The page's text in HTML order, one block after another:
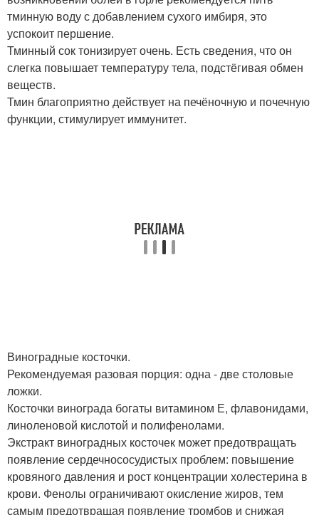
тминную воду с добавлением сухого имбиря, это
успокоит першение.
Тминный сок тонизирует очень. Есть сведения, что он
слегка повышает температуру тела, подстёгивая обмен
веществ.
Тмин благоприятно действует на печёночную и почечную
функции, стимулирует иммунитет.
Виноградные косточки.
Рекомендуемая разовая порция: одна - две столовые
ложки.
Косточки винограда богаты витамином Е, флавонидами,
линоленовой кислотой и полифенолами.
Экстракт виноградных косточек может предотвращать
появление сердечнососудистых проблем: повышение
кровяного давления и рост концентрации холестерина в
крови. Фенолы ограничивают окисление жиров, тем
самым предотвращая появление тромбов и снижая